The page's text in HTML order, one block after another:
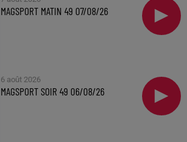
MAGSPORT MATIN 49 07/08/26
6 août 2026
MAGSPORT SOIR 49 06/08/26